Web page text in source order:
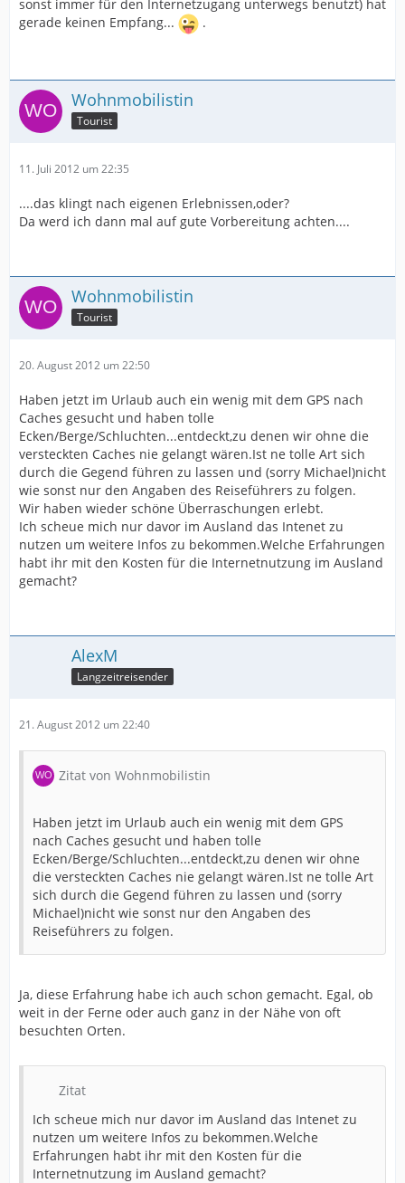
sonst immer für den Internetzugang unterwegs benutzt) hat
gerade keinen Empfang...
.
Wohnmobilistin
Tourist
11. Juli 2012 um 22:35
....das klingt nach eigenen Erlebnissen,oder?
Da werd ich dann mal auf gute Vorbereitung achten....
Wohnmobilistin
Tourist
20. August 2012 um 22:50
Haben jetzt im Urlaub auch ein wenig mit dem GPS nach
Caches gesucht und haben tolle
Ecken/Berge/Schluchten...entdeckt,zu denen wir ohne die
versteckten Caches nie gelangt wären.Ist ne tolle Art sich
durch die Gegend führen zu lassen und (sorry Michael)nicht
wie sonst nur den Angaben des Reiseführers zu folgen.
Wir haben wieder schöne Überraschungen erlebt.
Ich scheue mich nur davor im Ausland das Intenet zu
nutzen um weitere Infos zu bekommen.Welche Erfahrungen
habt ihr mit den Kosten für die Internetnutzung im Ausland
gemacht?
AlexM
Langzeitreisender
21. August 2012 um 22:40
Zitat von Wohnmobilistin
Haben jetzt im Urlaub auch ein wenig mit dem GPS
nach Caches gesucht und haben tolle
Ecken/Berge/Schluchten...entdeckt,zu denen wir ohne
die versteckten Caches nie gelangt wären.Ist ne tolle Art
sich durch die Gegend führen zu lassen und (sorry
Michael)nicht wie sonst nur den Angaben des
Reiseführers zu folgen.
Ja, diese Erfahrung habe ich auch schon gemacht. Egal, ob
weit in der Ferne oder auch ganz in der Nähe von oft
besuchten Orten.
Zitat
Ich scheue mich nur davor im Ausland das Intenet zu
nutzen um weitere Infos zu bekommen.Welche
Erfahrungen habt ihr mit den Kosten für die
Internetnutzung im Ausland gemacht?